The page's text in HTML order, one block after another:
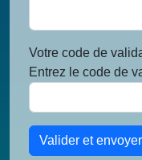
Votre code de
Entrez le code de
Valider et